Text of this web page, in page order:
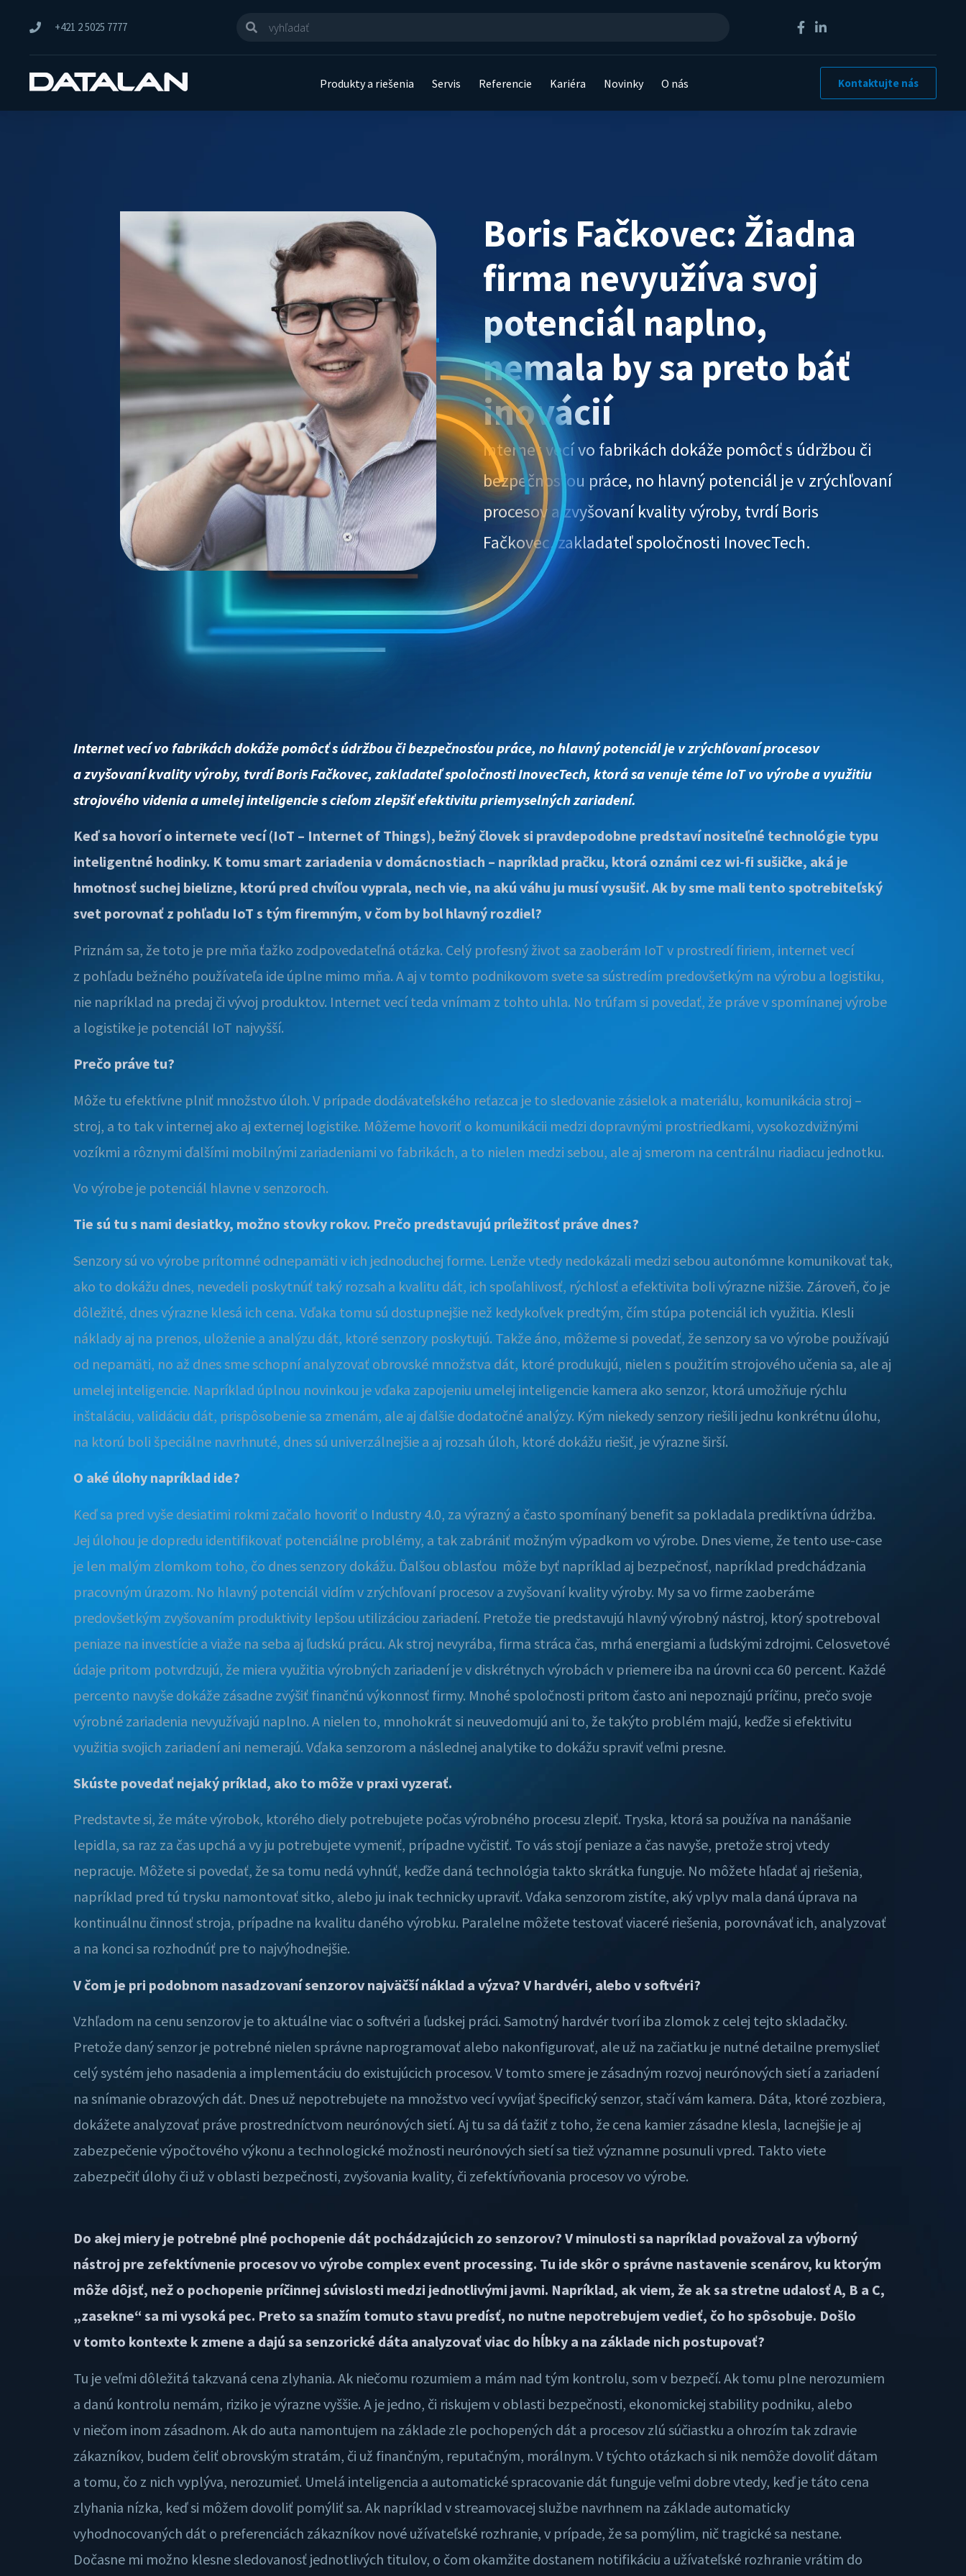
+421 2 5025 7777
Produkty a riešenia Servis Referencie Kariéra Novinky O nás Kontaktujte nás
Boris Fačkovec: Žiadna
firma nevyužíva svoj
potenciál naplno,
nemala by sa preto báť
inovácií
Internet vecí vo fabrikách dokáže pomôcť s údržbou či
bezpečnosťou práce, no hlavný potenciál je v zrýchľovaní
procesov a zvyšovaní kvality výroby, tvrdí Boris
Fačkovec, zakladateľ spoločnosti InovecTech.
Internet vecí vo fabrikách dokáže pomôcť s údržbou či bezpečnosťou práce, no hlavný potenciál je v zrýchľovaní procesov
a zvyšovaní kvality výroby, tvrdí Boris Fačkovec, zakladateľ spoločnosti InovecTech, ktorá sa venuje téme IoT vo výrobe a využitiu
strojového videnia a umelej inteligencie s cieľom zlepšiť efektivitu priemyselných zariadení.
Keď sa hovorí o internete vecí (IoT – Internet of Things), bežný človek si pravdepodobne predstaví nositeľné technológie typu
inteligentné hodinky. K tomu smart zariadenia v domácnostiach – napríklad pračku, ktorá oznámi cez wi-fi sušičke, aká je
hmotnosť suchej bielizne, ktorú pred chvíľou vyprala, nech vie, na akú váhu ju musí vysušiť. Ak by sme mali tento spotrebiteľský
svet porovnať z pohľadu IoT s tým firemným, v čom by bol hlavný rozdiel?
Priznám sa, že toto je pre mňa ťažko zodpovedateľná otázka. Celý profesný život sa zaoberám IoT v prostredí firiem, internet vecí
z pohľadu bežného používateľa ide úplne mimo mňa. A aj v tomto podnikovom svete sa sústredím predovšetkým na výrobu a logistiku,
nie napríklad na predaj či vývoj produktov. Internet vecí teda vnímam z tohto uhla. No trúfam si povedať, že práve v spomínanej výrobe
a logistike je potenciál IoT najvyšší.
Prečo práve tu?
Môže tu efektívne plniť množstvo úloh. V prípade dodávateľského reťazca je to sledovanie zásielok a materiálu, komunikácia stroj –
stroj, a to tak v internej ako aj externej logistike. Môžeme hovoriť o komunikácii medzi dopravnými prostriedkami, vysokozdvižnými
vozíkmi a rôznymi ďalšími mobilnými zariadeniami vo fabrikách, a to nielen medzi sebou, ale aj smerom na centrálnu riadiacu jednotku.
Vo výrobe je potenciál hlavne v senzoroch.
Tie sú tu s nami desiatky, možno stovky rokov. Prečo predstavujú príležitosť práve dnes?
Senzory sú vo výrobe prítomné odnepamäti v ich jednoduchej forme. Lenže vtedy nedokázali medzi sebou autonómne komunikovať tak,
ako to dokážu dnes, nevedeli poskytnúť taký rozsah a kvalitu dát, ich spoľahlivosť, rýchlosť a efektivita boli výrazne nižšie. Zároveň, čo je
dôležité, dnes výrazne klesá ich cena. Vďaka tomu sú dostupnejšie než kedykoľvek predtým, čím stúpa potenciál ich využitia. Klesli
náklady aj na prenos, uloženie a analýzu dát, ktoré senzory poskytujú. Takže áno, môžeme si povedať, že senzory sa vo výrobe používajú
od nepamäti, no až dnes sme schopní analyzovať obrovské množstva dát, ktoré produkujú, nielen s použitím strojového učenia sa, ale aj
umelej inteligencie. Napríklad úplnou novinkou je vďaka zapojeniu umelej inteligencie kamera ako senzor, ktorá umožňuje rýchlu
inštaláciu, validáciu dát, prispôsobenie sa zmenám, ale aj ďalšie dodatočné analýzy. Kým niekedy senzory riešili jednu konkrétnu úlohu,
na ktorú boli špeciálne navrhnuté, dnes sú univerzálnejšie a aj rozsah úloh, ktoré dokážu riešiť, je výrazne širší.
O aké úlohy napríklad ide?
Keď sa pred vyše desiatimi rokmi začalo hovoriť o Industry 4.0, za výrazný a často spomínaný benefit sa pokladala prediktívna údržba.
Jej úlohou je dopredu identifikovať potenciálne problémy, a tak zabrániť možným výpadkom vo výrobe. Dnes vieme, že tento use-case
je len malým zlomkom toho, čo dnes senzory dokážu. Ďalšou oblasťou môže byť napríklad aj bezpečnosť, napríklad predchádzania
pracovným úrazom. No hlavný potenciál vidím v zrýchľovaní procesov a zvyšovaní kvality výroby. My sa vo firme zaoberáme
predovšetkým zvyšovaním produktivity lepšou utilizáciou zariadení. Pretože tie predstavujú hlavný výrobný nástroj, ktorý spotreboval
peniaze na investície a viaže na seba aj ľudskú prácu. Ak stroj nevyrába, firma stráca čas, mrhá energiami a ľudskými zdrojmi. Celosvetové
údaje pritom potvrdzujú, že miera využitia výrobných zariadení je v diskrétnych výrobách v priemere iba na úrovni cca 60 percent. Každé
percento navyše dokáže zásadne zvýšiť finančnú výkonnosť firmy. Mnohé spoločnosti pritom často ani nepoznajú príčinu, prečo svoje
výrobné zariadenia nevyužívajú naplno. A nielen to, mnohokrát si neuvedomujú ani to, že takýto problém majú, keďže si efektivitu
využitia svojich zariadení ani nemerajú. Vďaka senzorom a následnej analytike to dokážu spraviť veľmi presne.
Skúste povedať nejaký príklad, ako to môže v praxi vyzerať.
Predstavte si, že máte výrobok, ktorého diely potrebujete počas výrobného procesu zlepiť. Tryska, ktorá sa používa na nanášanie
lepidla, sa raz za čas upchá a vy ju potrebujete vymeniť, prípadne vyčistiť. To vás stojí peniaze a čas navyše, pretože stroj vtedy
nepracuje. Môžete si povedať, že sa tomu nedá vyhnúť, keďže daná technológia takto skrátka funguje. No môžete hľadať aj riešenia,
napríklad pred tú trysku namontovať sitko, alebo ju inak technicky upraviť. Vďaka senzorom zistíte, aký vplyv mala daná úprava na
kontinuálnu činnosť stroja, prípadne na kvalitu daného výrobku. Paralelne môžete testovať viaceré riešenia, porovnávať ich, analyzovať
a na konci sa rozhodnúť pre to najvýhodnejšie.
V čom je pri podobnom nasadzovaní senzorov najväčší náklad a výzva? V hardvéri, alebo v softvéri?
Vzhľadom na cenu senzorov je to aktuálne viac o softvéri a ľudskej práci. Samotný hardvér tvorí iba zlomok z celej tejto skladačky.
Pretože daný senzor je potrebné nielen správne naprogramovať alebo nakonfigurovať, ale už na začiatku je nutné detailne premyslieť
celý systém jeho nasadenia a implementáciu do existujúcich procesov. V tomto smere je zásadným rozvoj neurónových sietí a zariadení
na snímanie obrazových dát. Dnes už nepotrebujete na množstvo vecí vyvíjať špecifický senzor, stačí vám kamera. Dáta, ktoré zozbiera,
dokážete analyzovať práve prostredníctvom neurónových sietí. Aj tu sa dá ťažiť z toho, že cena kamier zásadne klesla, lacnejšie je aj
zabezpečenie výpočtového výkonu a technologické možnosti neurónových sietí sa tiež významne posunuli vpred. Takto viete
zabezpečiť úlohy či už v oblasti bezpečnosti, zvyšovania kvality, či zefektívňovania procesov vo výrobe.
Do akej miery je potrebné plné pochopenie dát pochádzajúcich zo senzorov? V minulosti sa napríklad považoval za výborný
nástroj pre zefektívnenie procesov vo výrobe complex event processing. Tu ide skôr o správne nastavenie scenárov, ku ktorým
môže dôjsť, než o pochopenie príčinnej súvislosti medzi jednotlivými javmi. Napríklad, ak viem, že ak sa stretne udalosť A, B a C,
„zasekne“ sa mi vysoká pec. Preto sa snažím tomuto stavu predísť, no nutne nepotrebujem vedieť, čo ho spôsobuje. Došlo
v tomto kontexte k zmene a dajú sa senzorické dáta analyzovať viac do hĺbky a na základe nich postupovať?
Tu je veľmi dôležitá takzvaná cena zlyhania. Ak niečomu rozumiem a mám nad tým kontrolu, som v bezpečí. Ak tomu plne nerozumiem
a danú kontrolu nemám, riziko je výrazne vyššie. A je jedno, či riskujem v oblasti bezpečnosti, ekonomickej stability podniku, alebo
v niečom inom zásadnom. Ak do auta namontujem na základe zle pochopených dát a procesov zlú súčiastku a ohrozím tak zdravie
zákazníkov, budem čeliť obrovským stratám, či už finančným, reputačným, morálnym. V týchto otázkach si nik nemôže dovoliť dátam
a tomu, čo z nich vyplýva, nerozumieť. Umelá inteligencia a automatické spracovanie dát funguje veľmi dobre vtedy, keď je táto cena
zlyhania nízka, keď si môžem dovoliť pomýliť sa. Ak napríklad v streamovacej službe navrhnem na základe automaticky
vyhodnocovaných dát o preferenciách zákazníkov nové užívateľské rozhranie, v prípade, že sa pomýlim, nič tragické sa nestane.
Dočasne mi možno klesne sledovanosť jednotlivých titulov, o čom okamžite dostanem notifikáciu a užívateľské rozhranie vrátim do